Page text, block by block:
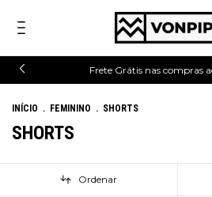
Frete Grátis nas compras
INÍCIO . FEMININO . SHORTS
SHORTS
Ordenar